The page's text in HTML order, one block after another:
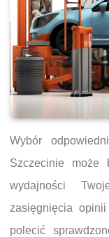
Wybór
Szczecinie może
wydajności
zasięgnięcia
polecić